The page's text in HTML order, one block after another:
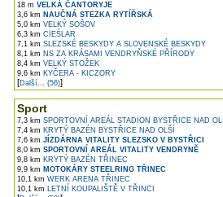
18 m VELKÁ ČANTORYJE
3,6 km NAUČNÁ STEZKA RYTÍŘSKÁ
5,0 km VELKÝ SOŠOV
6,3 km CIEŚLAR
7,1 km SLEZSKÉ BESKYDY A SLOVENSKÉ BESKYDY
8,1 km NS ZA KRÁSAMI VENDRYŇSKÉ PŘÍRODY
8,4 km VELKÝ STOŽEK
9,6 km KYČERA - KICZORY
[Další... (56)]
Sport
7,3 km SPORTOVNÍ AREÁL STADION BYSTŘICE NAD
7,4 km KRYTÝ BAZÉN BYSTŘICE NAD OLŠÍ
7,6 km JÍZDÁRNA VITALITY SLEZSKO V BYSTŘICI
8,0 km SPORTOVNÍ AREÁL VITALITY VENDRYNĚ
9,8 km KRYTÝ BAZÉN TŘINEC
9,9 km MOTOKÁRY STEELRING TŘINEC
10,1 km WERK ARENA TŘINEC
10,1 km LETNÍ KOUPALIŠTĚ V TŘINCI